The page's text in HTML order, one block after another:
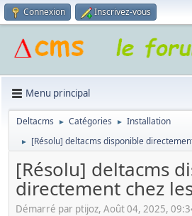
Connexion Inscrivez-vous
Menu principal
Deltacms ► Catégories ► Installation
► [Résolu] deltacms disponible
[Résolu] deltacms
directement chez
Démarré par ptijoz, Août 04, 2025,